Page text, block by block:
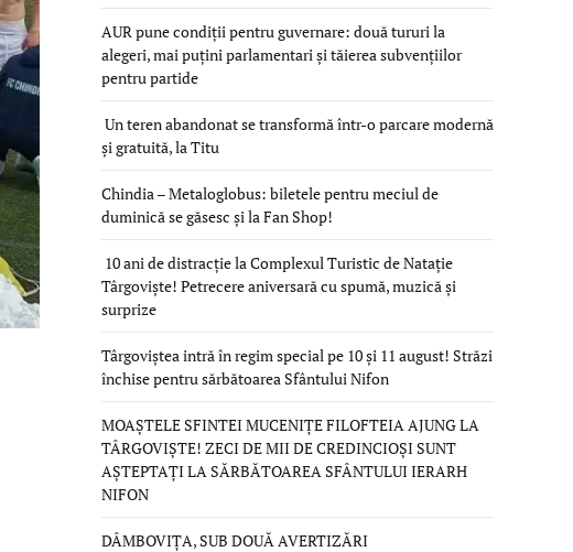
AUR pune condiții pentru guvernare: două tururi la
alegeri, mai puțini parlamentari și tăierea subvențiilor
pentru partide
Un teren abandonat se transformă într-o parcare modernă
și gratuită, la Titu
Chindia – Metaloglobus: biletele pentru meciul de
duminică se găsesc și la Fan Shop!
10 ani de distracție la Complexul Turistic de Natație
Târgoviște! Petrecere aniversară cu spumă, muzică și
surprize
Târgoviștea intră în regim special pe 10 și 11 august! Străzi
închise pentru sărbătoarea Sfântului Nifon
MOAȘTELE SFINTEI MUCENIȚE FILOFTEIA AJUNG LA
TÂRGOVIȘTE! ZECI DE MII DE CREDINCIOȘI SUNT
AȘTEPTAȚI LA SĂRBĂTOAREA SFÂNTULUI IERARH
NIFON
DÂMBOVIȚA, SUB DOUĂ AVERTIZĂRI